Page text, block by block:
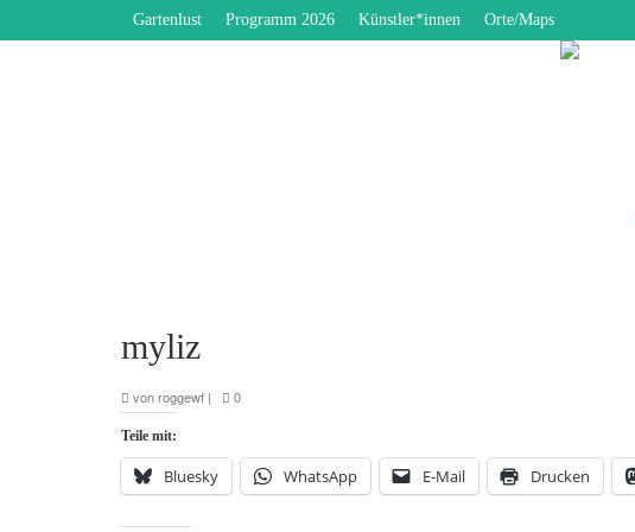
Gartenlust Programm 2026 Künstler*innen Orte/Maps
myliz
vonroggewf | 0
Teile mit:
Bluesky WhatsApp E-Mail Drucken